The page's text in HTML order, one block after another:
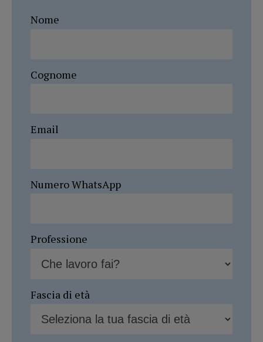
Nome
Cognome
Email
Numero WhatsApp
Professione
Fascia di età